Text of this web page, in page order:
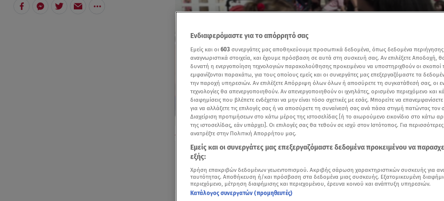
Απόσπασμα από το μεσημεριανό δελτίο ειδήσεων του Star (10/5/2026)
Δείτε περισσότερα άρθρα μας στα αποτελέσματα αναζήτησης
Add star.gr on Google
Ενδιαφερόμαστε για το απόρρητό σας
Εμείς και οι 603 συνεργάτες μας αποθηκεύουμε προσωπικά δεδομένα, όπως δεδομένα
αναγνωριστικά στοιχεία, και έχουμε πρόσβαση σε αυτά στη συσκευή σας. Αν επιλέξετε Αποδοχή,
δυνατή η ενεργοποίηση τεχνολογιών παρακολούθησης προκειμένου να υποστηριχθούν οι σκοποί
εμφανίζονται παρακάτω, για τους οποίους εμείς και οι συνεργάτες μας επεξεργαζόμαστε τα
την παροχή υπηρεσιών. Αν επιλέξετε Απόρριψη όλων όλων ή αποσύρετε τη συγκατάθεσή σας, οι
τεχνολογίες θα απενεργοποιηθούν. Αν απενεργοποιηθούν οι ιχνηλάτες, ορισμένο περιεχόμενο και
διαφημίσεις που βλέπετε ενδέχεται να μην είναι τόσο σχετικές με εσάς. Μπορείτε να
για να αλλάξετε τις επιλογές σας ή να αποσύρετε τη συναίνεσή σας ανά πάσα στιγμή πατώντας τον
Διαχείριση προτιμήσεων στο κάτω μέρος της ιστοσελίδας [ή το αιωρούμενο εικονίδιο στο κάτω
της ιστοσελίδας, εάν υπάρχει]. Οι επιλογές σας θα τεθούν σε ισχύ στον Ιστότοπος. Για
ανατρέξτε στην Πολιτική Απορρήτου μας.
Εμείς και οι συνεργάτες μας επεξεργαζόμαστε δεδομένα προκειμένου να
εξής:
Χρήση επακριβών δεδομένων γεωεντοπισμού. Ακριβής σάρωση χαρακτηριστικών συσκευής για
ταυτότητας. Αποθήκευση ή/και πρόσβαση στα δεδομένα μιας συσκευής. Εξατομικευμένη
περιεχόμενο, μέτρηση διαφήμισης και περιεχομένου, έρευνα κοινού και ανάπτυξη υπηρεσιών.
Κατάλογος συνεργατών (προμηθευτές)